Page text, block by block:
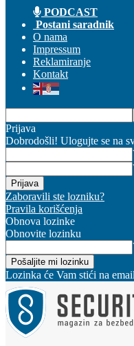
PODCAST
Postani saradnik
O nama
Impressum
Reklamiranje
Kontakt
Prijava
Dobrodošli! Ulogujte se na
Zaboravili ste lozniku?
Pravila korišćenja
Obnova lozinke
Obnovite lozinku
Lozinka će Vam stići na email